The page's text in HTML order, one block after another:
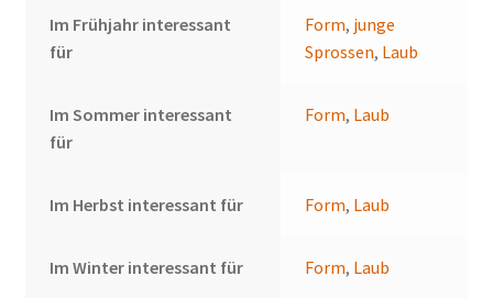
Im Frühjahr interessant
für
Form, junge
Sprossen, Laub
Im Sommer interessant
für
Form, Laub
Im Herbst interessant für Form, Laub
Im Winter interessant für Form, Laub